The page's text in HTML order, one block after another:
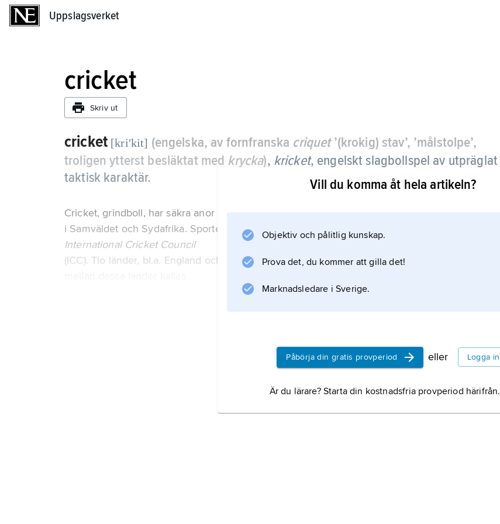
Uppslagsverket
cricket
Skriv ut
cricket [kriʹkit] (engelska, av fornfranska criquet’(krokig) stav’, ’målstolpe’,
troligen ytterst besläktat med krycka), kricket, engelskt slagbollspel av utpräglat
taktisk karaktär.
Cricket, grindboll, har säkra anor från 1500-talets England och är nationalsport i många länder
i Samväldet och Sydafrika. Sporten administreras internationellt av
International Cricket Council
(ICC). Tio länder, bl.a. England och Australien, är fullvärdiga medlemmar i ICC. Landskamper
Vill du komma åt hela artikeln?
Objektiv och pålitlig kunskap.
Prova det, du kommer att gilla det!
Marknadsledare i Sverige.
Påbörja din gratis provperiod eller Logga in
Är du lärare? Starta din kostnadsfria provperiod härifrån.